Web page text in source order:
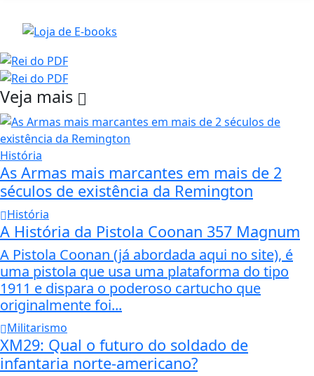
Veja mais
História
As Armas mais marcantes em mais de 2
séculos de existência da Remington
História
A História da Pistola Coonan 357 Magnum
A Pistola Coonan (já abordada aqui no site), é
uma pistola que usa uma plataforma do tipo
1911 e dispara o poderoso cartucho que
originalmente foi...
Militarismo
XM29: Qual o futuro do soldado de
infantaria norte-americano?